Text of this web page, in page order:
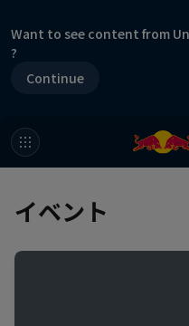
Want to see content from
?
Continue
イベント